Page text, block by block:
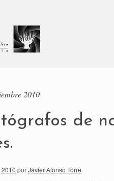
2010
de
porJavier Alonso Torre